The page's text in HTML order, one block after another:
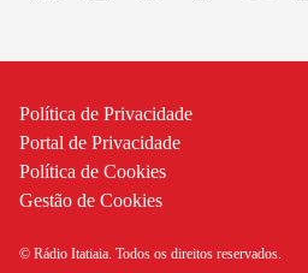
Política de Privacidade
Portal de Privacidade
Política de Cookies
Gestão de Cookies
© Rádio Itatiaia. Todos os direitos reservados.